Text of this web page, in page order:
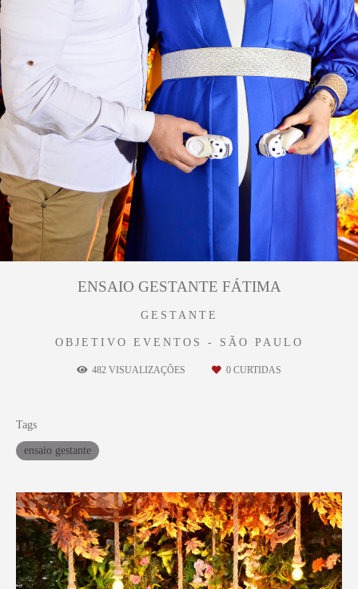
GESTANTE
OBJETIVO EVENTOS - SÃO PAULO
ENSAIO GESTANTE FÁTIMA
482 VISUALIZAÇÕES 0 CURTIDAS
Tags
ensaio gestante